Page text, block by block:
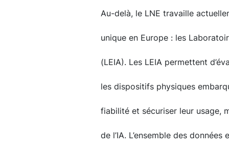
Au-delà, le LNE travaille
unique en Europe : les
(LEIA). Les LEIA permettent
les dispositifs physiques
fiabilité et sécuriser leur usage,
de l’IA. L’ensemble des